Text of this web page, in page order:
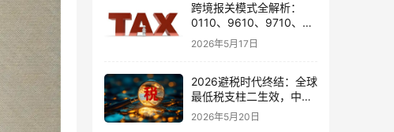
跨境报关模式全解析：
0110、9610、9710、
9810、1039、1210 的区
别与最佳应用场景
2026年5月17日
2026避税时代终结：全球
最低税支柱二生效，中国
企业家海外公司合规3大
2026年5月20日